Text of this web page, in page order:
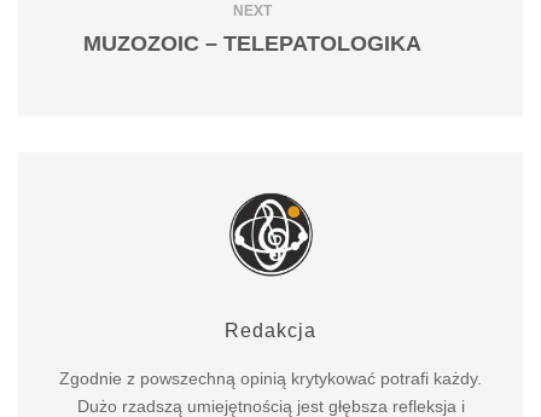
NEXT
MUZOZOIC – TELEPATOLOGIKA
Redakcja
Zgodnie z powszechną opinią krytykować potrafi każdy.
Dużo rzadszą umiejętnością jest głębsza refleksja i